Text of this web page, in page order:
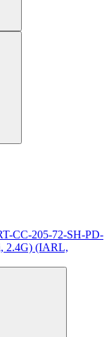
CC-205-72-SH-PD-
2.4G) (IARL,